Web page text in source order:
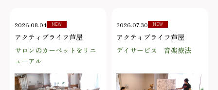
2026.08.04 NEW
アクティブライフ芦屋
サロンのカーペットをリニ
ューアル
2026.07.30 NEW
アクティブライフ芦屋
デイサービス 音楽療法